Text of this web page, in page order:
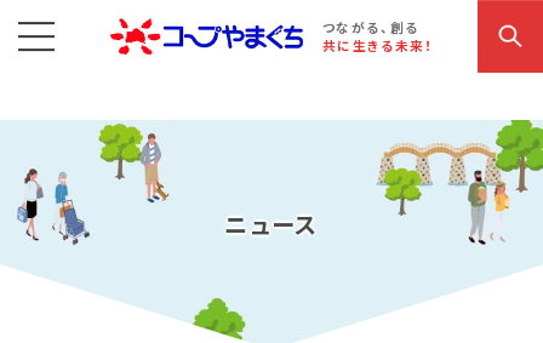
つながる、創る
共に生きる未来！
コープやまぐち お買い物・サービス こだわり商品 参加・イベント情報
ニュース